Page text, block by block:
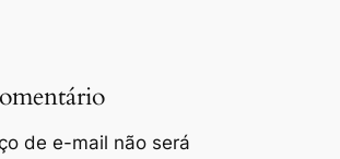
de e-mail não será